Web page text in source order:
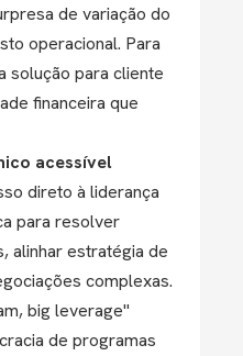
de variação do
operacional. Para
solução para cliente
financeira que
acessível
direto à liderança
para resolver
alinhar estratégia de
complexas.
big leverage"
de programas